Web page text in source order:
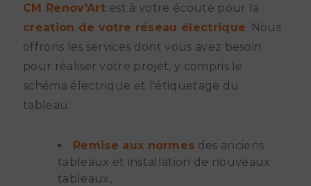
CM Renov'Art est à votre écoute pour la
création de votre réseau électrique. Nous
offrons les services dont vous avez besoin
pour réaliser votre projet, y compris le
schéma électrique et l'étiquetage du
tableau.
Remise aux normes des anciens
tableaux et installation de nouveaux
tableaux,